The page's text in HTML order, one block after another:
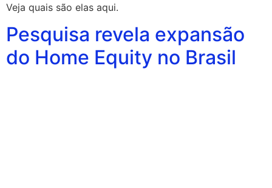
Veja quais são elas aqui.
Pesquisa revela expansão
do Home Equity no Brasil